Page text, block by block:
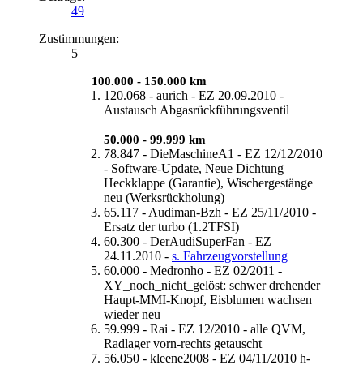
49
Zustimmungen:
5
100.000 - 150.000 km
120.068 - aurich - EZ 20.09.2010 -
Austausch Abgasrückführungsventil
50.000 - 99.999 km
78.847 - DieMaschineA1 - EZ 12/12/2010
- Software-Update, Neue Dichtung
Heckklappe (Garantie), Wischergestänge
neu (Werksrückholung)
65.117 - Audiman-Bzh - EZ 25/11/2010 -
Ersatz der turbo (1.2TFSI)
60.300 - DerAudiSuperFan - EZ
24.11.2010 - s. Fahrzeugvorstellung
60.000 - Medronho - EZ 02/2011 -
XY_noch_nicht_gelöst: schwer drehender
Haupt-MMI-Knopf, Eisblumen wachsen
wieder neu
59.999 - Rai - EZ 12/2010 - alle QVM,
Radlager vorn-rechts getauscht
56.050 - kleene2008 - EZ 04/11/2010 h-